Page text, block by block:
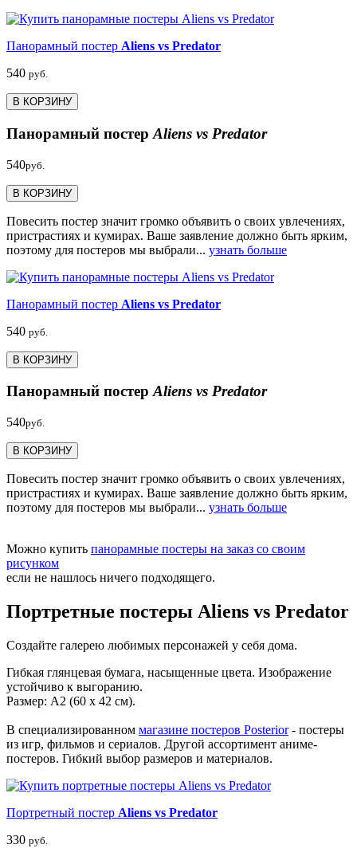
Панорамный постер Aliens vs Predator
540 руб.
В КОРЗИНУ
Панорамный постер Aliens vs Predator
540руб.
В КОРЗИНУ
Повесить постер значит громко объявить о своих увлечениях,
пристрастиях и кумирах. Ваше заявление должно быть ярким,
поэтому для постеров мы выбрали... узнать больше
Панорамный постер Aliens vs Predator
540 руб.
В КОРЗИНУ
Панорамный постерAliens vs Predator
540руб.
В КОРЗИНУ
Повесить постер значит громко объявить о своих увлечениях,
пристрастиях и кумирах. Ваше заявление должно быть ярким,
поэтому для постеров мы выбрали... узнать больше
Можно купить панорамные постеры на заказ со своим
рисунком
если не нашлось ничего подходящего.
Портретные постеры Aliens vs Predator
Создайте галерею любимых персонажей у себя дома.
Гибкая глянцевая бумага, насыщенные цвета. Изображение
устойчиво к выгоранию.
Размер: А2 (60 х 42 см).
В специализированном магазине постеров Posterior- постеры
из игр, фильмов и сериалов. Другой ассортимент аниме-
постеров. Гибкий выбор размеров и материалов.
Портретный постер Aliens vs Predator
330 руб.